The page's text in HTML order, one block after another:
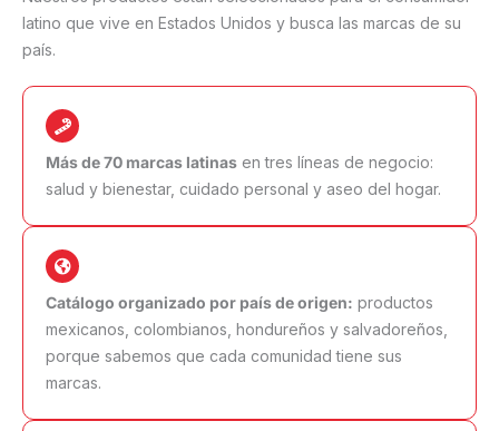
latino que vive en Estados Unidos y busca las marcas de su
país.
Más de 70 marcas latinas en tres líneas de negocio:
salud y bienestar, cuidado personal y aseo del hogar.
Catálogo organizado por país de origen: productos
mexicanos, colombianos, hondureños y salvadoreños,
porque sabemos que cada comunidad tiene sus
marcas.